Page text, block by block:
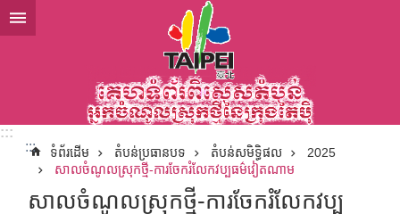
ទៅកាន់មាតិកាប្លុកមាតិកាសំខាន់
:::
:::
ទំព័រដើម តំបន់ប្រធានបទ តំបន់សមិទ្ធិផល
2025
សាលចំណូលស្រុកថ្មី-ការចែករំលែកវប្បធម៌វៀតណាម
សាលចំណូលស្រុកថ្មី-ការចែករំលែកវប្ប